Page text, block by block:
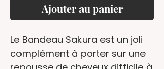
Ajouter au panier
Le Bandeau Sakura est un joli
complément à porter sur une